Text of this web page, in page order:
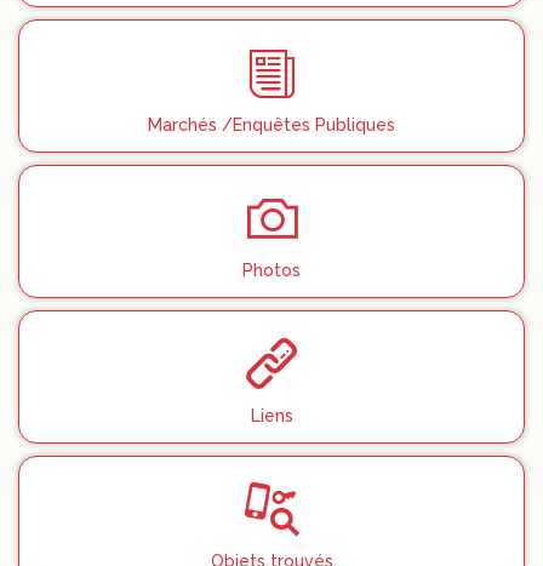
Marchés /Enquêtes Publiques
Photos
Liens
Objets trouvés